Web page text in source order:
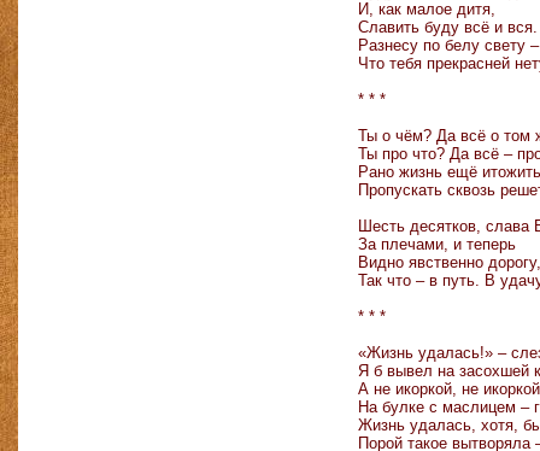
И, как малое дитя,
Славить буду всё и вся.
Разнесу по белу свету –
Что тебя прекрасней
* * *
Ты о чём? Да всё о том
Ты про что? Да всё –
Рано жизнь ещё
Пропускать сквозь
Шесть десятков, слава
За плечами, и теперь
Видно явственно дорогу,
Так что – в путь. В
* * *
«Жизнь удалась!» –
Я б вывел на засохшей
А не икоркой, не
На булке с маслицем –
Жизнь удалась, хотя,
Порой такое вытворяла